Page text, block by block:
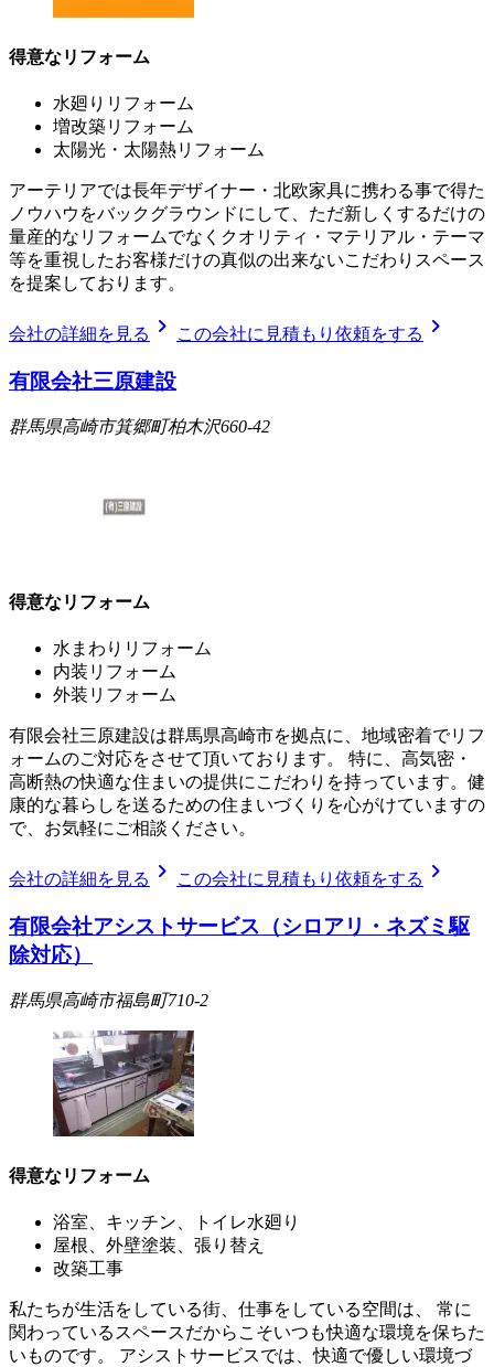
得意なリフォーム
水廻りリフォーム
増改築リフォーム
太陽光・太陽熱リフォーム
アーテリアでは長年デザイナー・北欧家具に携わる事で得た
ノウハウをバックグラウンドにして、ただ新しくするだけの
量産的なリフォームでなくクオリティ・マテリアル・テーマ
等を重視したお客様だけの真似の出来ないこだわりスペース
を提案しております。
会社の詳細を見る chevron_right この会社に見積もり依頼をする chevron_right
有限会社三原建設
群馬県高崎市箕郷町柏木沢660-42
得意なリフォーム
水まわりリフォーム
内装リフォーム
外装リフォーム
有限会社三原建設は群馬県高崎市を拠点に、地域密着でリフ
ォームのご対応をさせて頂いております。 特に、高気密・
高断熱の快適な住まいの提供にこだわりを持っています。健
康的な暮らしを送るための住まいづくりを心がけていますの
で、お気軽にご相談ください。
会社の詳細を見る chevron_right この会社に見積もり依頼をする chevron_right
有限会社アシストサービス（シロアリ・ネズミ駆
除対応）
群馬県高崎市福島町710-2
得意なリフォーム
浴室、キッチン、トイレ水廻り
屋根、外壁塗装、張り替え
改築工事
私たちが生活をしている街、仕事をしている空間は、 常に
関わっているスペースだからこそいつも快適な環境を保ちた
いものです。 アシストサービスでは、快適で優しい環境づ